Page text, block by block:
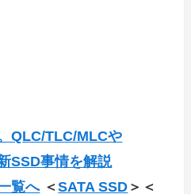
QLC/TLC/MLCや
SSD事情を解説
覧へ＜SATA SSD ＞＜